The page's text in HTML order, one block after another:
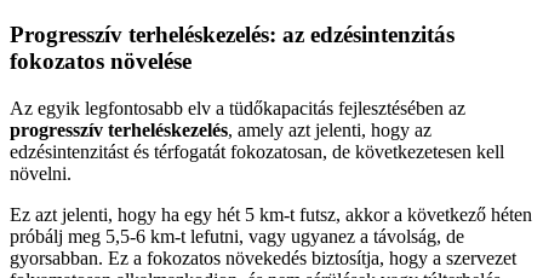
Progresszív terheléskezelés: az edzésintenzitás
fokozatos növelése
Az egyik legfontosabb elv a tüdőkapacitás fejlesztésében az
progresszív terheléskezelés, amely azt jelenti, hogy az
edzésintenzitást és térfogatát fokozatosan, de következetesen kell
növelni.
Ez azt jelenti, hogy ha egy hét 5 km-t futsz, akkor a következő héten
próbálj meg 5,5-6 km-t lefutni, vagy ugyanez a távolság, de
gyorsabban. Ez a fokozatos növekedés biztosítja, hogy a szervezet